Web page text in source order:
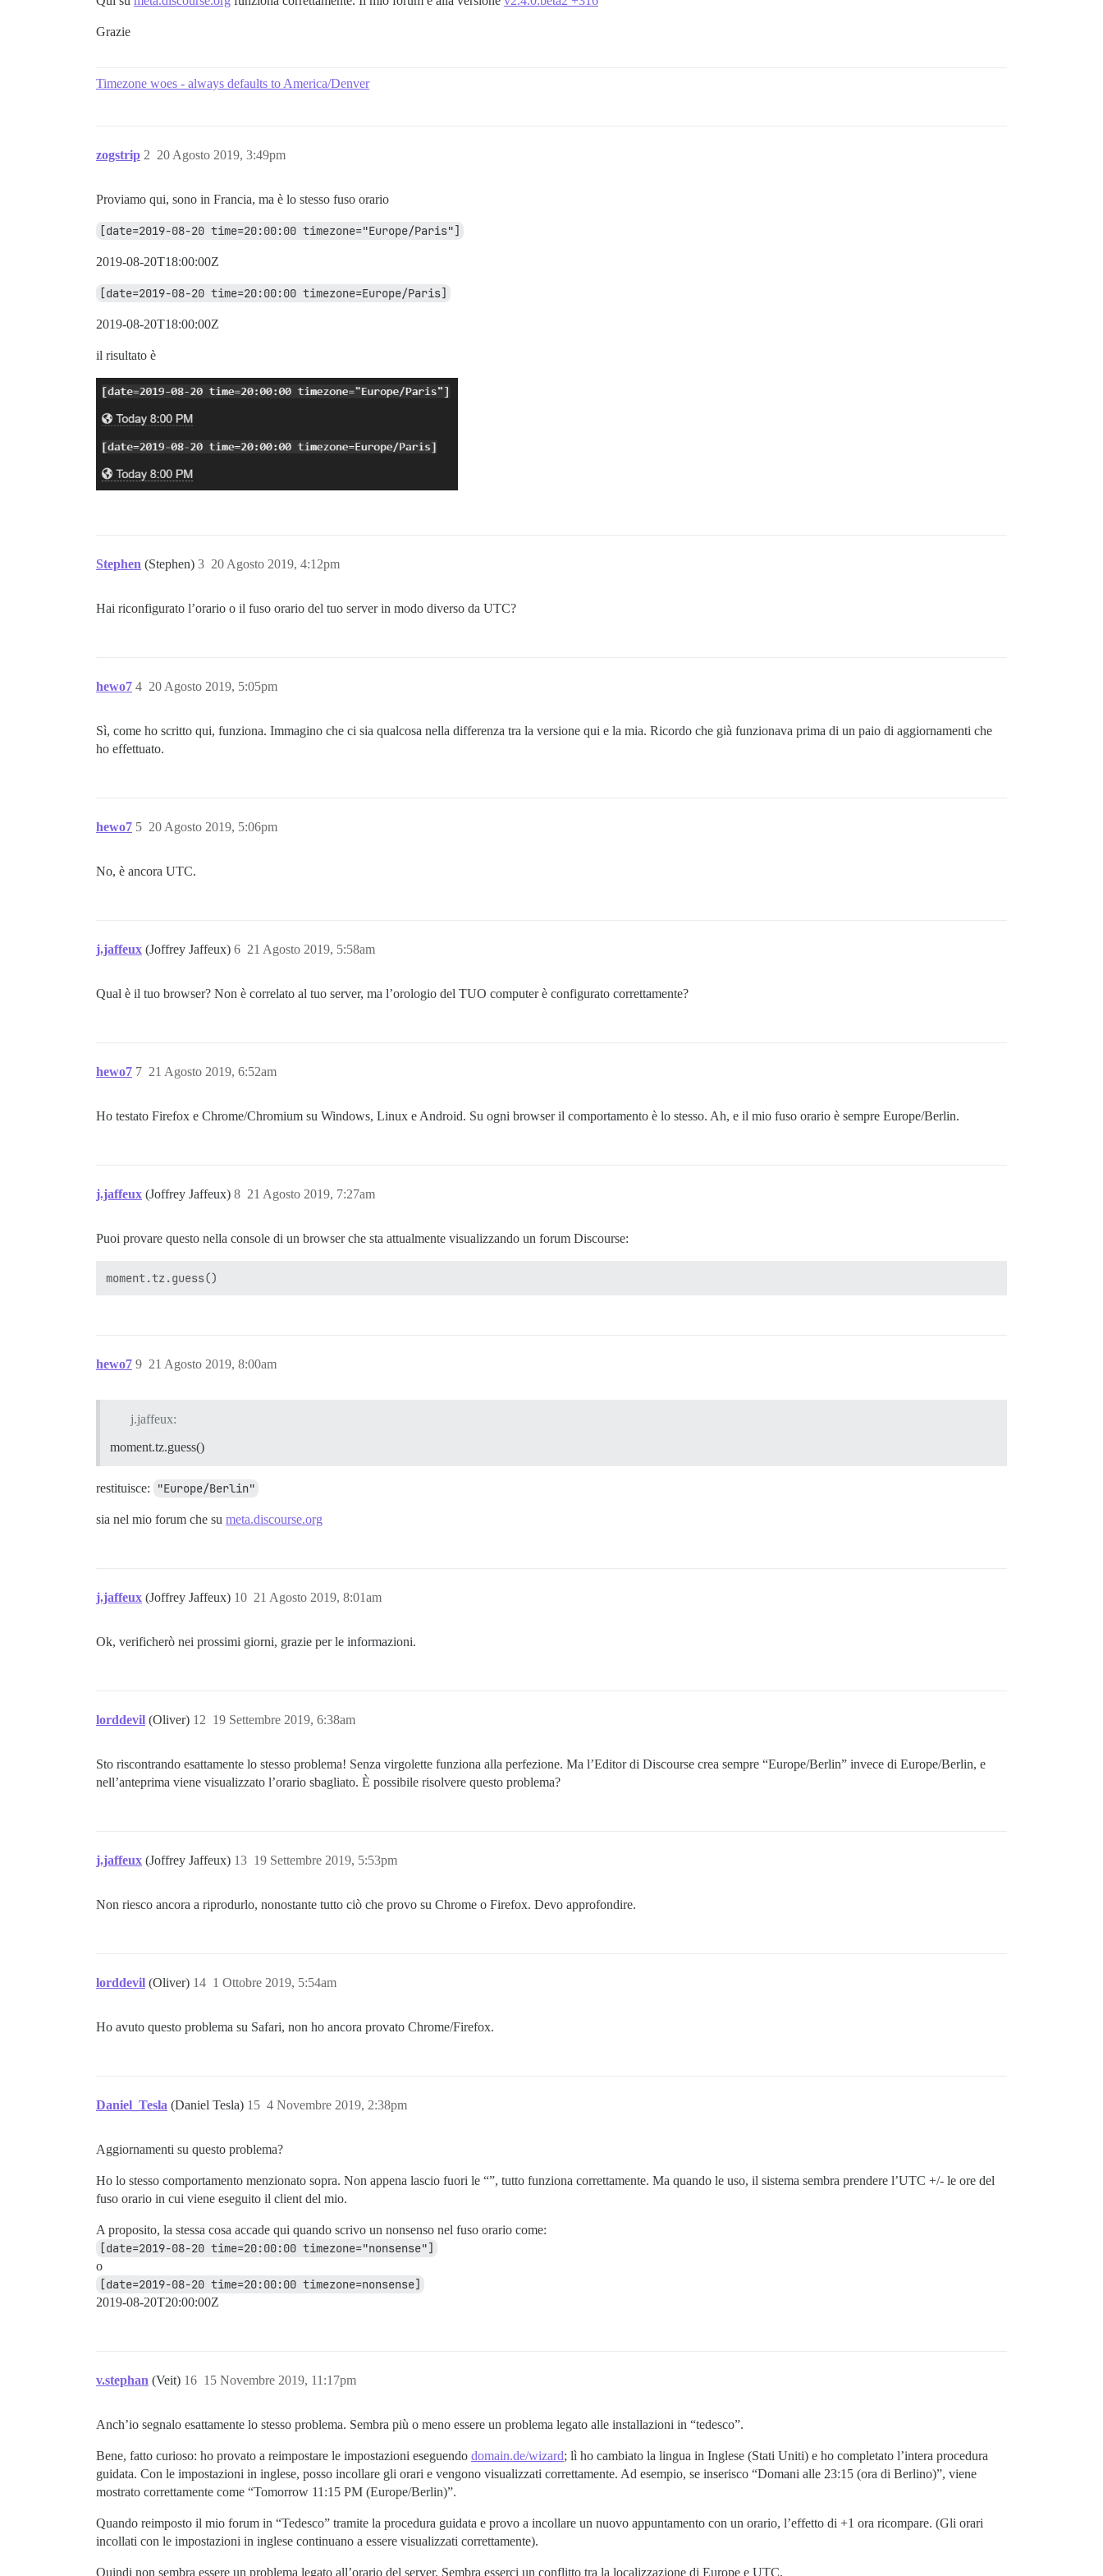
Grazie
Timezone woes - always defaults to America/Denver
zogstrip 20 Agosto 2019, 3:49pm
2
Proviamo qui, sono in Francia, ma è lo stesso fuso orario
[date=2019-08-20 time=20:00:00 timezone="Europe/Paris"]
2019-08-20T18:00:00Z
[date=2019-08-20 time=20:00:00 timezone=Europe/Paris]
2019-08-20T18:00:00Z
il risultato è
Stephen (Stephen) 20 Agosto 2019, 4:12pm
3
Hai riconfigurato l’orario o il fuso orario del tuo server in modo diverso da UTC?
hewo7 20 Agosto 2019, 5:05pm
4
Sì, come ho scritto qui, funziona. Immagino che ci sia qualcosa nella differenza tra la versione qui e la mia. Ricordo che già funzionava prima di un paio di aggiornamenti che
ho effettuato.
hewo7 20 Agosto 2019, 5:06pm
5
No, è ancora UTC.
j.jaffeux (Joffrey Jaffeux) 21 Agosto 2019, 5:58am
6
Qual è il tuo browser? Non è correlato al tuo server, ma l’orologio del TUO computer è configurato correttamente?
hewo7 21 Agosto 2019, 6:52am
7
Ho testato Firefox e Chrome/Chromium su Windows, Linux e Android. Su ogni browser il comportamento è lo stesso. Ah, e il mio fuso orario è sempre Europe/Berlin.
j.jaffeux (Joffrey Jaffeux) 21 Agosto 2019, 7:27am
8
Puoi provare questo nella console di un browser che sta attualmente visualizzando un forum Discourse:
hewo7 21 Agosto 2019, 8:00am
9
j.jaffeux:
moment.tz.guess()
restituisce: "Europe/Berlin"
sia nel mio forum che su meta.discourse.org
j.jaffeux (Joffrey Jaffeux) 21 Agosto 2019, 8:01am
10
Ok, verificherò nei prossimi giorni, grazie per le informazioni.
lorddevil (Oliver) 19 Settembre 2019, 6:38am
12
Sto riscontrando esattamente lo stesso problema! Senza virgolette funziona alla perfezione. Ma l’Editor di Discourse crea sempre “Europe/Berlin” invece di Europe/Berlin, e
nell’anteprima viene visualizzato l’orario sbagliato. È possibile risolvere questo problema?
j.jaffeux (Joffrey Jaffeux) 19 Settembre 2019, 5:53pm
13
Non riesco ancora a riprodurlo, nonostante tutto ciò che provo su Chrome o Firefox. Devo approfondire.
lorddevil (Oliver) 1 Ottobre 2019, 5:54am
14
Ho avuto questo problema su Safari, non ho ancora provato Chrome/Firefox.
Daniel_Tesla (Daniel Tesla) 4 Novembre 2019, 2:38pm
15
Aggiornamenti su questo problema?
Ho lo stesso comportamento menzionato sopra. Non appena lascio fuori le “”, tutto funziona correttamente. Ma quando le uso, il sistema sembra prendere l’UTC +/- le ore del
fuso orario in cui viene eseguito il client del mio.
A proposito, la stessa cosa accade qui quando scrivo un nonsenso nel fuso orario come:
[date=2019-08-20 time=20:00:00 timezone="nonsense"]
o
[date=2019-08-20 time=20:00:00 timezone=nonsense]
2019-08-20T20:00:00Z
v.stephan (Veit) 15 Novembre 2019, 11:17pm
16
Anch’io segnalo esattamente lo stesso problema. Sembra più o meno essere un problema legato alle installazioni in “tedesco”.
Bene, fatto curioso: ho provato a reimpostare le impostazioni eseguendo domain.de/wizard; lì ho cambiato la lingua in Inglese (Stati Uniti) e ho completato l’intera procedura
guidata. Con le impostazioni in inglese, posso incollare gli orari e vengono visualizzati correttamente. Ad esempio, se inserisco “Domani alle 23:15 (ora di Berlino)”, viene
mostrato correttamente come “Tomorrow 11:15 PM (Europe/Berlin)”.
Quando reimposto il mio forum in “Tedesco” tramite la procedura guidata e provo a incollare un nuovo appuntamento con un orario, l’effetto di +1 ora ricompare. (Gli orari
incollati con le impostazioni in inglese continuano a essere visualizzati correttamente).
Quindi non sembra essere un problema legato all’orario del server. Sembra esserci un conflitto tra la localizzazione di Europe e UTC.